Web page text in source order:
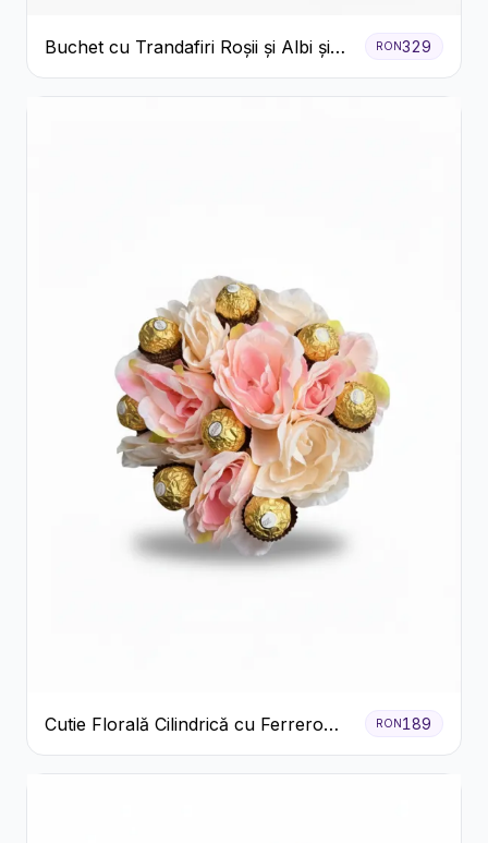
Buchet cu Trandafiri Roșii și Albi și
Gypsophila
RON329
Cutie Florală Cilindrică cu Ferrero
Rocher și Trandafiri Pastel
RON 189